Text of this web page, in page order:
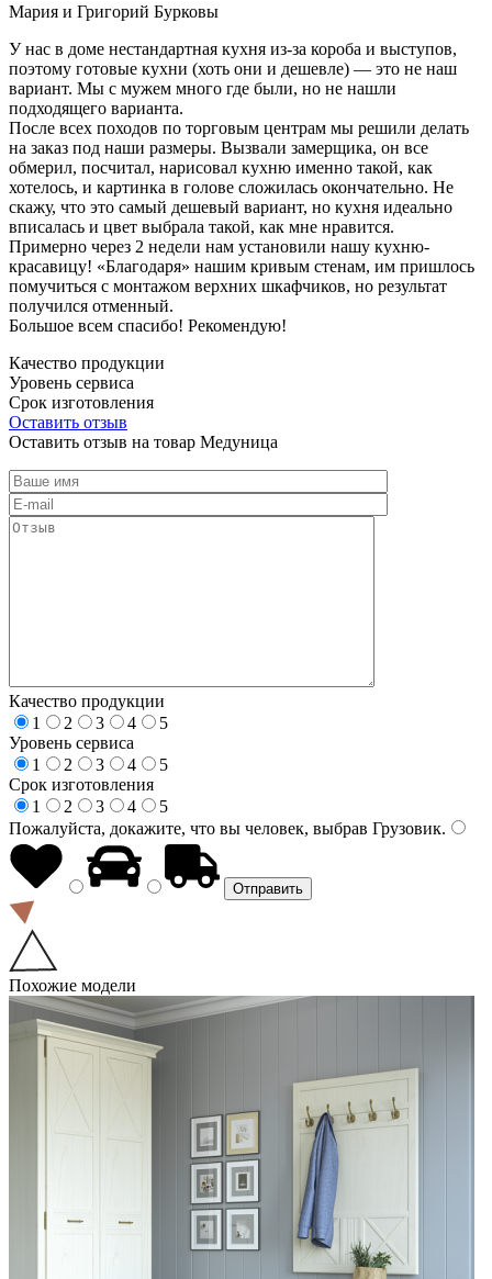
Мария и Григорий Бурковы
У нас в доме нестандартная кухня из-за короба и выступов,
поэтому готовые кухни (хоть они и дешевле) — это не наш
вариант. Мы с мужем много где были, но не нашли
подходящего варианта.
После всех походов по торговым центрам мы решили делать
на заказ под наши размеры. Вызвали замерщика, он все
обмерил, посчитал, нарисовал кухню именно такой, как
хотелось, и картинка в голове сложилась окончательно. Не
скажу, что это самый дешевый вариант, но кухня идеально
вписалась и цвет выбрала такой, как мне нравится.
Примерно через 2 недели нам установили нашу кухню-
красавицу! «Благодаря» нашим кривым стенам, им пришлось
помучиться с монтажом верхних шкафчиков, но результат
получился отменный.
Большое всем спасибо! Рекомендую!
Качество продукции
Уровень сервиса
Срок изготовления
Оставить отзыв
Оставить отзыв на товар Медуница
Качество продукции
1
2 3 4
5
Уровень сервиса
1
2 3 4
5
Срок изготовления
1
2 3 4
5
Пожалуйста, докажите, что вы человек, выбрав Грузовик.
Похожие модели